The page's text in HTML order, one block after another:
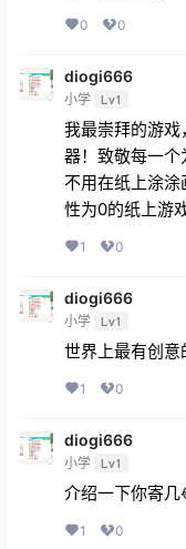
0 0
diogi666
小学 Lv1
我最崇拜的游
器！致敬每一
不用在纸上涂
性为0的纸上游
1 0
diogi666
小学 Lv1
世界上最有创意
1 0
diogi666
小学 Lv1
介绍一下你寄
1 0